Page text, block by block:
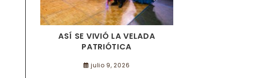
ASÍ SE VIVIÓ LA VELADA
PATRIÓTICA
julio 9, 2026